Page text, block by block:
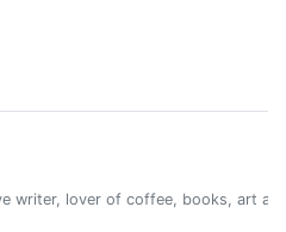
writer, lover of coffee, books, art